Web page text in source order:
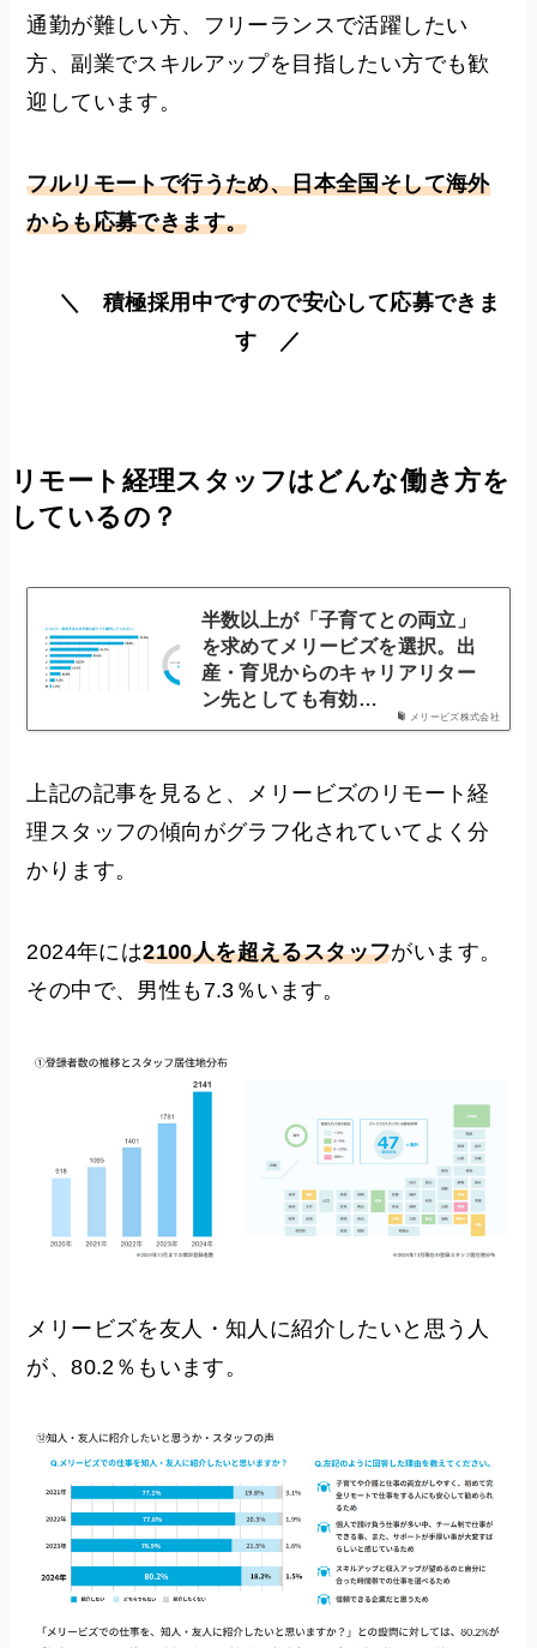
通勤が難しい方、フリーランスで活躍したい
方、副業でスキルアップを目指したい方でも歓
迎しています。
フルリモートで行うため、日本全国そして海外
からも応募できます。
＼ 積極採用中ですので安心して応募できま
す ／
リモート経理スタッフはどんな働き方を
しているの？
メリービズ株式会社
半数以上が「子育てとの両立」
を求めてメリービズを選択。出
産・育児からのキャリアリター
ン先としても有効…
上記の記事を見ると、メリービズのリモート経
理スタッフの傾向がグラフ化されていてよく分
かります。
2024年には2100人を超えるスタッフがいます。
その中で、男性も7.3％います。
メリービズを友人・知人に紹介したいと思う人
が、80.2％もいます。